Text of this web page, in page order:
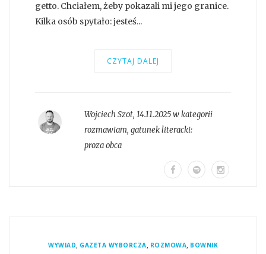
getto. Chciałem, żeby pokazali mi jego granice.
Kilka osób spytało: jesteś...
CZYTAJ DALEJ
Wojciech Szot, 14.11.2025 w kategorii
rozmawiam, gatunek literacki:
proza obca
WYWIAD, GAZETA WYBORCZA, ROZMOWA, BOWNIK